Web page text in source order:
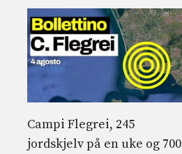
Campi Flegrei, 245
jordskjelv på en uke og 700